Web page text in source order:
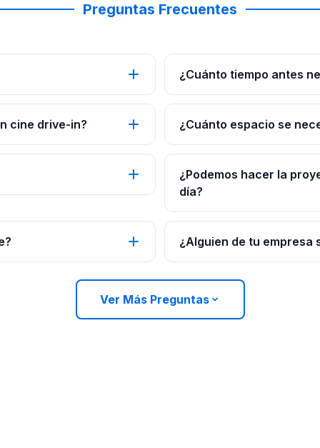
Preguntas Frecuentes
¿Cuánto tiempo antes
cine drive-in? ¿Cuánto espacio se
¿Podemos hacer la
día?
¿Alguien de tu empresa
Ver Más Preguntas